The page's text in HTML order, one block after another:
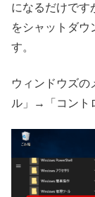
になるだけです
をシャットダウ
す。
ウィンドウズの
ル」→「コント